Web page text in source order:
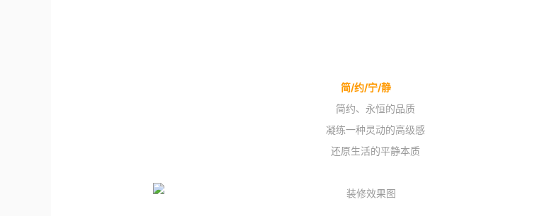
简/约/宁/静
简约、永恒的品质
凝练一种灵动的高级感
还原生活的平静本质